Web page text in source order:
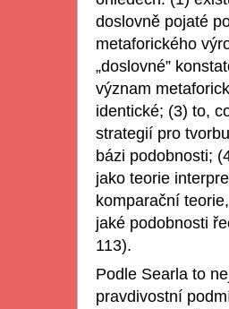
doslovně pojaté
metaforického
„doslovné”
význam
identické; (3) to,
strategií pro
bázi podobnosti;
jako teorie
komparační
jaké podobnosti
113).
Podle Searla to
pravdivostní